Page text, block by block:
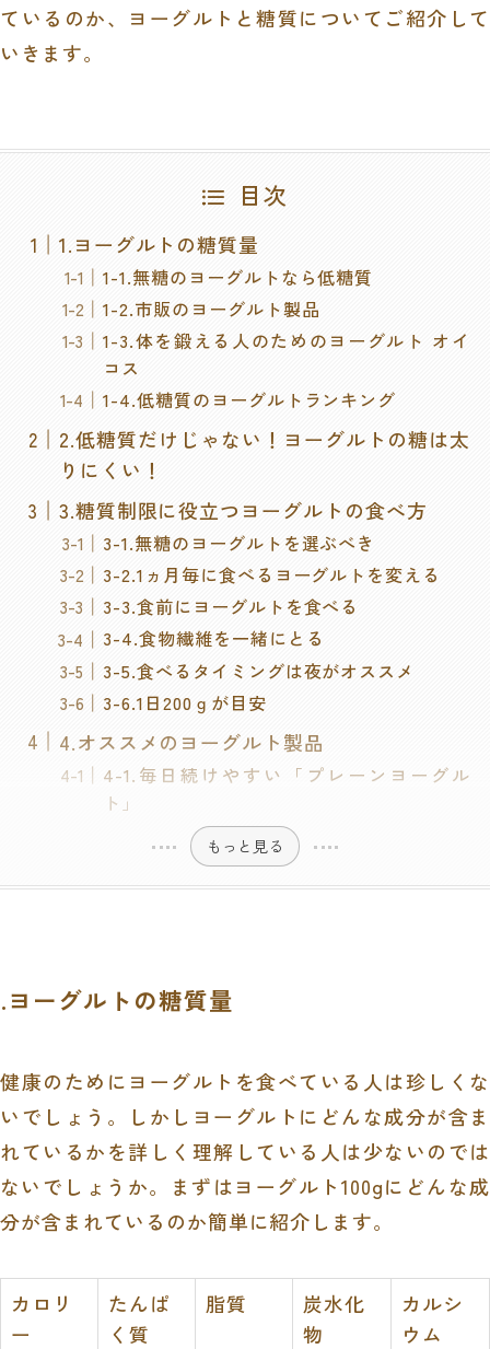
ているのか、ヨーグルトと糖質についてご紹介して
いきます。
目次
1.ヨーグルトの糖質量
1-1.無糖のヨーグルトなら低糖質
1-2.市販のヨーグルト製品
1-3.体を鍛える人のためのヨーグルト オイ
コス
1-4.低糖質のヨーグルトランキング
2.低糖質だけじゃない！ヨーグルトの糖は太
りにくい！
3.糖質制限に役立つヨーグルトの食べ方
3-1.無糖のヨーグルトを選ぶべき
3-2.1ヵ月毎に食べるヨーグルトを変える
3-3.食前にヨーグルトを食べる
3-4.食物繊維を一緒にとる
3-5.食べるタイミングは夜がオススメ
3-6.1日200ｇが目安
4.オススメのヨーグルト製品
4-1.毎日続けやすい「プレーンヨーグル
ト」
もっと見る
ヨーグルトの糖質量
健康のためにヨーグルトを食べている人は珍しくな
いでしょう。しかしヨーグルトにどんな成分が含ま
れているかを詳しく理解している人は少ないのでは
ないでしょうか。まずはヨーグルト100gにどんな成
分が含まれているのか簡単に紹介します。
カロリ
ー
たんぱ
く質
脂質
炭水化
物
カルシ
ウム